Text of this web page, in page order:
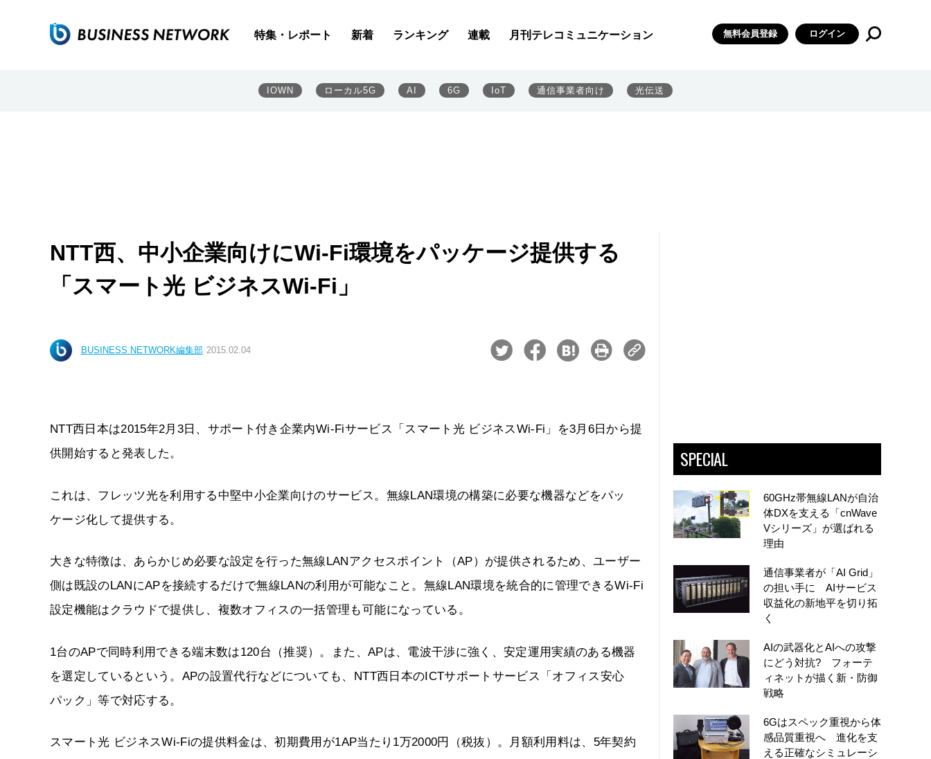
特集・レポート 新着 ランキング 連載 月刊テレコミュニケーション 無料会員登録 ログイン
IOWN ローカル5G AI 6G IoT 通信事業者向け 光伝送
NTT西、中小企業向けにWi-Fi環境をパッケージ提供する
「スマート光 ビジネスWi-Fi」
BUSINESS NETWORK編集部 2015.02.04
NTT西日本は2015年2月3日、サポート付き企業内Wi-Fiサービス「スマート光 ビジネスWi-Fi」を3月6日から提
供開始すると発表した。
これは、フレッツ光を利用する中堅中小企業向けのサービス。無線LAN環境の構築に必要な機器などをパッ
ケージ化して提供する。
大きな特徴は、あらかじめ必要な設定を行った無線LANアクセスポイント（AP）が提供されるため、ユーザー
側は既設のLANにAPを接続するだけで無線LANの利用が可能なこと。無線LAN環境を統合的に管理できるWi-Fi
設定機能はクラウドで提供し、複数オフィスの一括管理も可能になっている。
1台のAPで同時利用できる端末数は120台（推奨）。また、APは、電波干渉に強く、安定運用実績のある機器
を選定しているという。APの設置代行などについても、NTT西日本のICTサポートサービス「オフィス安心
パック」等で対応する。
スマート光 ビジネスWi-Fiの提供料金は、初期費用が1AP当たり1万2000円（税抜）。月額利用料は、5年契約
SPECIAL
60GHz帯無線LANが自治
体DXを支える「cnWave
Vシリーズ」が選ばれる
理由
通信事業者が「AI Grid」
の担い手に AIサービス
収益化の新地平を切り拓
く
AIの武器化とAIへの攻撃
にどう対抗? フォーテ
ィネットが描く新・防御
戦略
6Gはスペック重視から体
感品質重視へ 進化を支
える正確なシミュレーシ